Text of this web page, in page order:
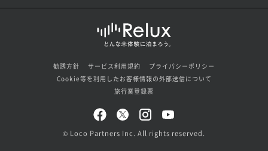
勧誘方針 サービス利用規約
プライバシーポリシー
Cookie等を利用したお客様情報の外部送信について
旅行業登録票
© Loco Partners Inc. All rights reserved.